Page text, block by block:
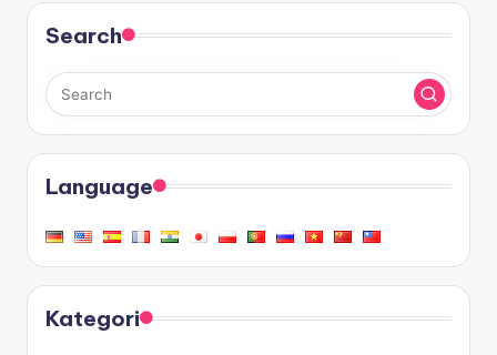
Search
Language
Kategori